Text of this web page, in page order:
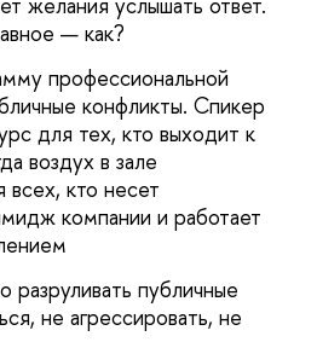
— как?
профессиональной
конфликты. Спикер
для тех, кто выходит к
воздух в зале
всех, кто несет
компании и работает
разруливать публичные
не агрессировать, не